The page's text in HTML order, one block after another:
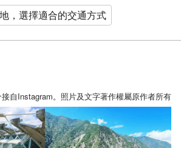
，選擇適合的交通方式
自Instagram。照片及文字著作權屬原作者所有